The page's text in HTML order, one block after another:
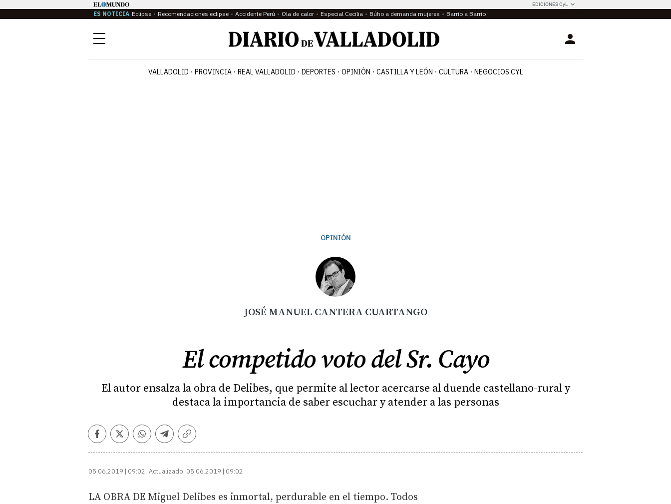
EDICIONES CyL
ES NOTICIA Eclipse Recomendaciones eclipse Accidente Perú Ola de calor Especial Cecilia Búho a demanda mujeres Barrio a Barrio
Menú Login
VALLADOLID PROVINCIA REAL VALLADOLID DEPORTES OPINIÓN CASTILLA Y LEÓN CULTURA NEGOCIOS CYL
OPINIÓN
JOSÉ MANUEL CANTERA CUARTANGO
El competido voto del Sr. Cayo
El autor ensalza la obra de Delibes, que permite al lector acercarse al duende castellano-rural y
destaca la importancia de saber escuchar y atender a las personas
Facebook
TwitterWhatsapp
Telegram
Copiar
05.06.2019 | 09:02 Actualizado: 05.06.2019 | 09:02
LA OBRA DE Miguel Delibes es inmortal, perdurable en el tiempo. Todos